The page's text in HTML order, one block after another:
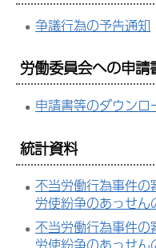
争議行為の予告通知
労働委員会への申請
申請書等のダウンロ
統計資料
不当労働行為事件
労使紛争のあっせん
不当労働行為事件